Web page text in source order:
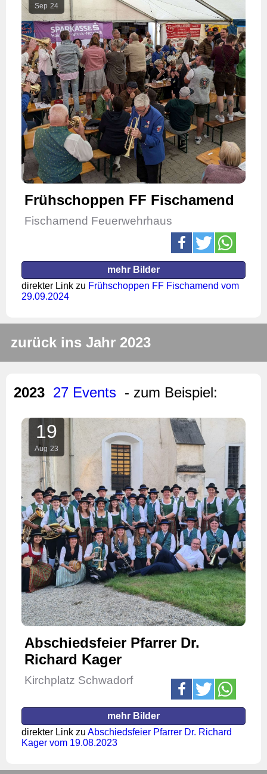
Sep 24
Frühschoppen FF Fischamend
Fischamend Feuerwehrhaus
mehr Bilder
direkter Link zu Frühschoppen FF Fischamend vom
29.09.2024
zurück ins Jahr 2023
2023 27 Events - zum Beispiel:
19
Aug 23
Abschiedsfeier Pfarrer Dr.
Richard Kager
Kirchplatz Schwadorf
mehr Bilder
direkter Link zu Abschiedsfeier Pfarrer Dr. Richard
Kager vom 19.08.2023